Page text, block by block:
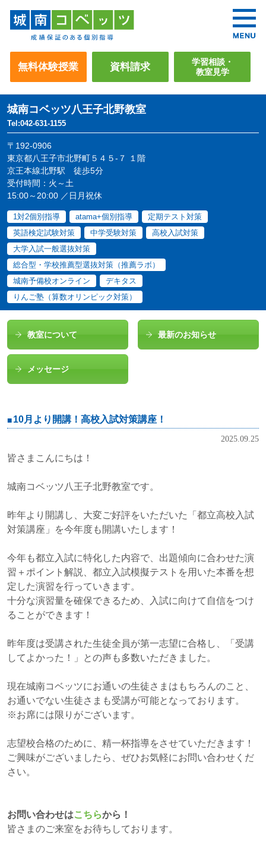
無料体験授業 資料請求
学習相談・
教室見学
城南コベッツ八王子北野教室
Tel:042-631-1155
〒192-0906
東京都八王子市北野町５４５-７ １階
京王本線北野駅 徒歩5分
受付時間：火～土
15:00～20:00 ／日月祝休
1対2個別指導 atama+個別指導
定期テスト対策
英語検定試験対策
中学受験対策
高校入試対策
大学入試一般選抜対策
総合型・学校推薦型選抜対策（推薦ラボ）
城南予備校オンライン
デキタス
りんご塾（算数オリンピック対策）
教室について 最新のお知らせ
メッセージ
10月より開講！高校入試対策講座！
2025.09.25
皆さまこんにちは！
城南コベッツ八王子北野教室です。
昨年より開講し、大変ご好評をいただいた「都立高校入試
対策講座」を今年度も開講いたします！
今年も都立入試に特化した内容で、出題傾向に合わせた演
習＋ポイント解説、都立入試模擬テストを用いた本番を想
定した演習を行っていきます。
十分な演習量を確保できるため、入試に向けて自信をつけ
ることができます！
昨年度は受講された生徒全員が第一志望に合格し、「受講
してよかった！」との声も多数いただきました。
現在城南コベッツにお通いの生徒さまはもちろんのこと、
お通いでない生徒さまも受講が可能となっております。
※お席には限りがございます。
志望校合格のために、精一杯指導をさせていただきます！
ご興味がございましたら、ぜひお気軽にお問い合わせくだ
さい。
お問い合わせはこちらから！
皆さまのご来室をお待ちしております。